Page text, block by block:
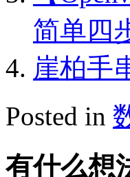
简单四
崖柏手
Posted in
有什么想